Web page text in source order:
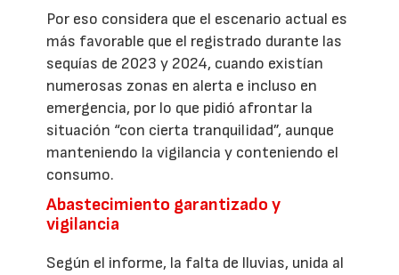
Por eso considera que el escenario actual es
más favorable que el registrado durante las
sequías de 2023 y 2024, cuando existían
numerosas zonas en alerta e incluso en
emergencia, por lo que pidió afrontar la
situación “con cierta tranquilidad”, aunque
manteniendo la vigilancia y conteniendo el
consumo.
Abastecimiento garantizado y
vigilancia
Según el informe, la falta de lluvias, unida al